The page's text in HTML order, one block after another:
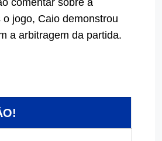
jogo, Caio demonstrou
a arbitragem da partida.